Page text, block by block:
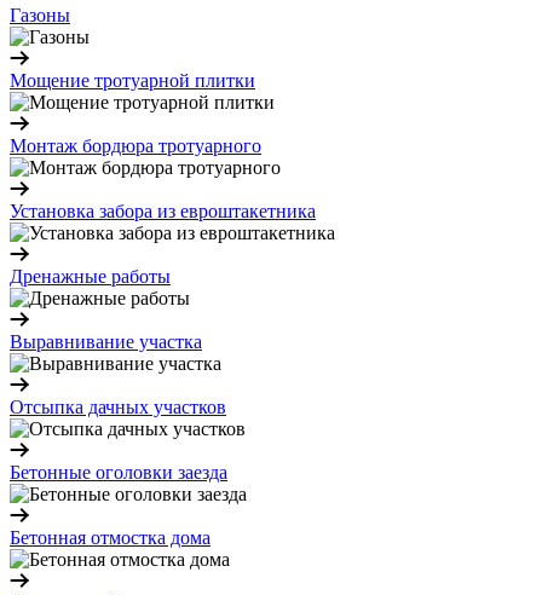
Газоны
Мощение тротуарной плитки
Монтаж бордюра тротуарного
Установка забора из евроштакетника
Дренажные работы
Выравнивание участка
Отсыпка дачных участков
Бетонные оголовки заезда
Бетонная отмостка дома